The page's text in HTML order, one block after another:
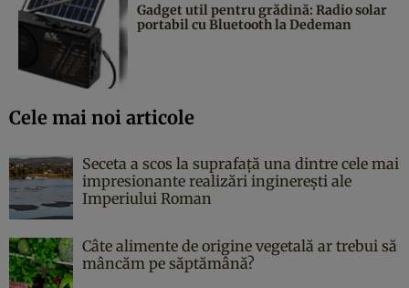
Gadget util pentru grădină: Radio solar
portabil cu Bluetooth la Dedeman
Cele mai noi articole
Seceta a scos la suprafață una dintre cele mai
impresionante realizări inginerești ale
Imperiului Roman
Câte alimente de origine vegetală ar trebui să
mâncăm pe săptămână?